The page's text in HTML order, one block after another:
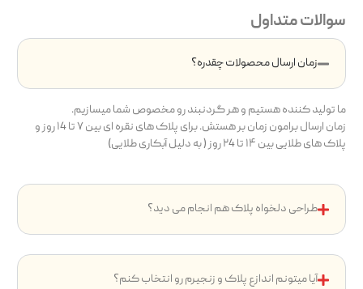
سوالات متداول
زمان ارسال محصولات چقدره؟
ما تولید کننده هستیم و هر گردنبند رو مخصوص شما میسازیم.
زمان ارسال برامون زمان بر هستش. برای پلاک های نقره ای بین ۷ تا ۱4 روز و
پلاک های طلایی بین ۱۴ تا ۲4 روز ( به دلیل آبکاری طلایی)
طراحی دلخواه پلاک هم انجام می دید؟
آیا میتونم اندازع پلاک و زنجیرم رو انتخاب کنم؟